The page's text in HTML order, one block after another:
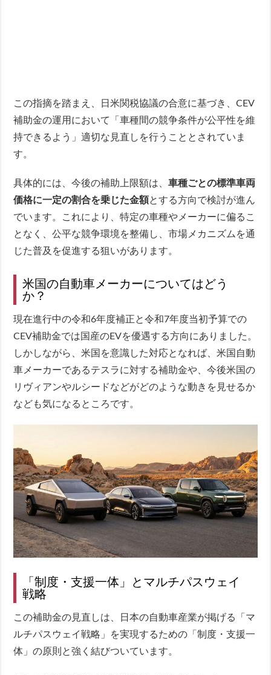
この指摘を踏まえ、日米関税協議の合意に基づき、CEV
補助金の運用において「車種間の競争条件が公平性を維
持できるよう」適切な見直しを行うこととされていま
す。
具体的には、今後の補助上限額は、車種ごとの標準車両
価格に一定の割合を乗じた金額とする方向で検討が進ん
でいます。これにより、特定の車種やメーカーに偏るこ
となく、公平な競争環境を整備し、市場メカニズムを通
じた普及を促進する狙いがあります。
米国の自動車メーカーについてはどう
か？
現在進行中の令和6年度補正と令和7年度当初予算での
CEV補助金では国産のEVを優遇する方向にありました。
しかしながら、米国を意識した対応となれば、米国自動
車メーカーであるテスラに対する補助金や、今後米国の
リヴィアンやルシードなどがどのような動きを見せるか
なども気になるところです。
「制度・支援一体」とマルチパスウェイ
戦略
この補助金の見直しは、日本の自動車産業が掲げる「マ
ルチパスウェイ戦略」を実現するための「制度・支援一
体」の原則と強く結びついています。